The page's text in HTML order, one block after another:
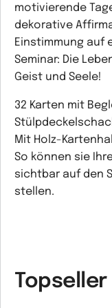
motivierende
dekorative
Einstimmung auf
Seminar: Die
Geist und Seele!
32 Karten mit
Mit Holz-
So können sie
sichtbar auf den
stellen.